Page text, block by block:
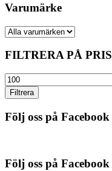
Varumärke
FILTRERA PÅ PRIS
Min
prisFiltrera
Följ oss på Facebook
Följ oss på Facebook